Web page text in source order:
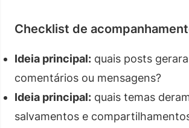
Checklist de
Ideia principal: quais posts
comentários ou mensagens?
Ideia principal: quais temas
salvamentos e